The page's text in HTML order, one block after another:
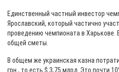
Единственный частный инвестор
Ярославский, который частично
проведению чемпионата в Харькове.
общей сметы.
В общем же украинская казна
грн., то есть $ 3,75 млрд. Это почти